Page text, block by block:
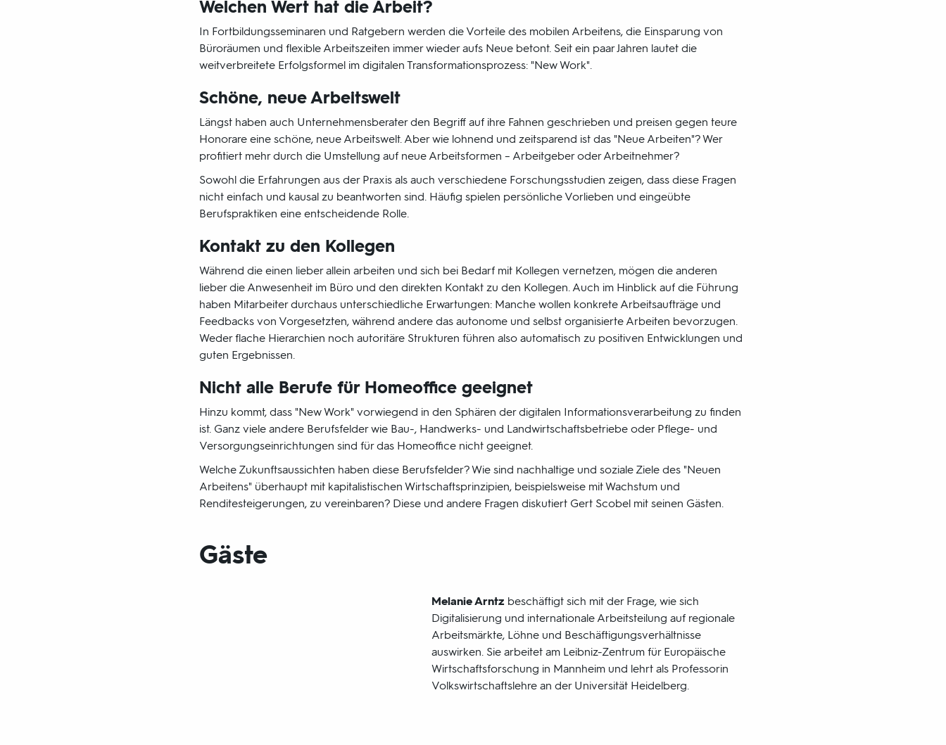
Welchen Wert hat die Arbeit?
In Fortbildungsseminaren und Ratgebern werden die Vorteile des mobilen Arbeitens, die Einsparung von
Büroräumen und flexible Arbeitszeiten immer wieder aufs Neue betont. Seit ein paar Jahren lautet die
weitverbreitete Erfolgsformel im digitalen Transformationsprozess: "New Work".
Schöne, neue Arbeitswelt
Längst haben auch Unternehmensberater den Begriff auf ihre Fahnen geschrieben und preisen gegen teure
Honorare eine schöne, neue Arbeitswelt. Aber wie lohnend und zeitsparend ist das "Neue Arbeiten"? Wer
profitiert mehr durch die Umstellung auf neue Arbeitsformen – Arbeitgeber oder Arbeitnehmer?
Sowohl die Erfahrungen aus der Praxis als auch verschiedene Forschungsstudien zeigen, dass diese Fragen
nicht einfach und kausal zu beantworten sind. Häufig spielen persönliche Vorlieben und eingeübte
Berufspraktiken eine entscheidende Rolle.
Kontakt zu den Kollegen
Während die einen lieber allein arbeiten und sich bei Bedarf mit Kollegen vernetzen, mögen die anderen
lieber die Anwesenheit im Büro und den direkten Kontakt zu den Kollegen. Auch im Hinblick auf die Führung
haben Mitarbeiter durchaus unterschiedliche Erwartungen: Manche wollen konkrete Arbeitsaufträge und
Feedbacks von Vorgesetzten, während andere das autonome und selbst organisierte Arbeiten bevorzugen.
Weder flache Hierarchien noch autoritäre Strukturen führen also automatisch zu positiven Entwicklungen und
guten Ergebnissen.
Nicht alle Berufe für Homeoffice geeignet
Hinzu kommt, dass "New Work" vorwiegend in den Sphären der digitalen Informationsverarbeitung zu finden
ist. Ganz viele andere Berufsfelder wie Bau-, Handwerks- und Landwirtschaftsbetriebe oder Pflege- und
Versorgungseinrichtungen sind für das Homeoffice nicht geeignet.
Welche Zukunftsaussichten haben diese Berufsfelder? Wie sind nachhaltige und soziale Ziele des "Neuen
Arbeitens" überhaupt mit kapitalistischen Wirtschaftsprinzipien, beispielsweise mit Wachstum und
Renditesteigerungen, zu vereinbaren? Diese und andere Fragen diskutiert Gert Scobel mit seinen Gästen.
Gäste
Melanie Arntz beschäftigt sich mit der Frage, wie sich
Digitalisierung und internationale Arbeitsteilung auf regionale
Arbeitsmärkte, Löhne und Beschäftigungsverhältnisse
auswirken. Sie arbeitet am Leibniz-Zentrum für Europäische
Wirtschaftsforschung in Mannheim und lehrt als Professorin
Volkswirtschaftslehre an der Universität Heidelberg.